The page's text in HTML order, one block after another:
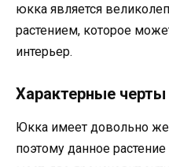
юкка является
растением, которое
интерьер.
Характерные черты
Юкка имеет довольно
поэтому данное